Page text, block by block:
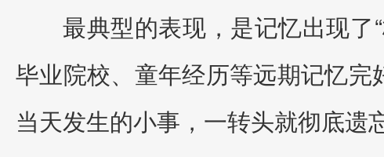
最典型的表现，是记忆出现了
毕业院校、童年经历等远期记忆完
当天发生的小事，一转头就彻底遗